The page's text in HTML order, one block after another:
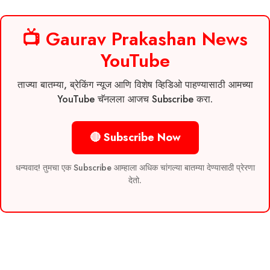
📺 Gaurav Prakashan News
YouTube
ताज्या बातम्या, ब्रेकिंग न्यूज आणि विशेष व्हिडिओ पाहण्यासाठी आमच्या
YouTube चॅनलला आजच Subscribe करा.
🔴 Subscribe Now
धन्यवाद! तुमचा एक Subscribe आम्हाला अधिक चांगल्या बातम्या देण्यासाठी प्रेरणा
देतो.